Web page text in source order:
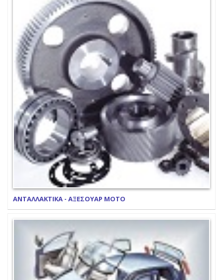
ΑΝΤΑΛΛΑΚΤΙΚΑ - ΑΞΕΣΟΥΑΡ ΜΟΤΟ